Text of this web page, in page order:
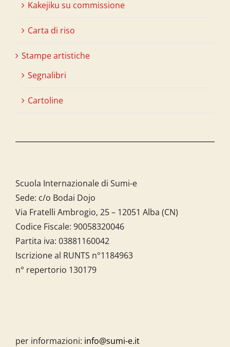
Kakejiku su commissione
Carta di riso
Stampe artistiche
Segnalibri
Cartoline
Scuola Internazionale di Sumi-e
Sede: c/o Bodai Dojo
Via Fratelli Ambrogio, 25 – 12051 Alba (CN)
Codice Fiscale: 90058320046
Partita iva: 03881160042
Iscrizione al RUNTS n°1184963
n° repertorio 130179
per informazioni: info@sumi-e.it